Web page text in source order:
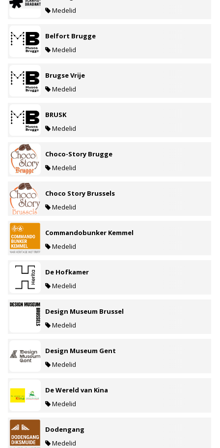
Medelid
Belfort Brugge
Medelid
Brugse Vrije
Medelid
BRUSK
Medelid
Choco-Story Brugge
Medelid
Choco Story Brussels
Medelid
Commandobunker Kemmel
Medelid
De Hofkamer
Medelid
Design Museum Brussel
Medelid
Design Museum Gent
Medelid
De Wereld van Kina
Medelid
Dodengang
Medelid